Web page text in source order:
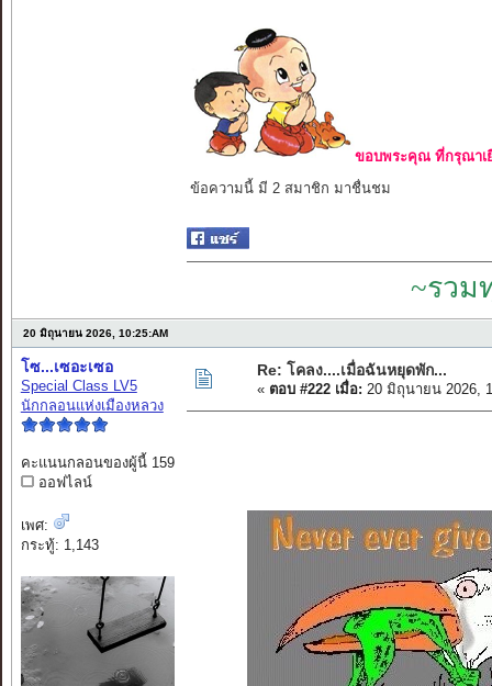
ขอบพระคุณ ที่กรุณาเ
ข้อความนี้ มี 2 สมาชิก มาชื่นชม
~รวม
20 มิถุนายน 2026, 10:25:AM
โซ...เซอะเซอ
Special Class LV5
นักกลอนแห่งเมืองหลวง
คะแนนกลอนของผู้นี้ 159
ออฟไลน์
เพศ:
กระทู้: 1,143
Re: โคลง....เมื่อฉันหยุดพัก...
« ตอบ #222 เมื่อ: 20 มิถุนายน 2026,